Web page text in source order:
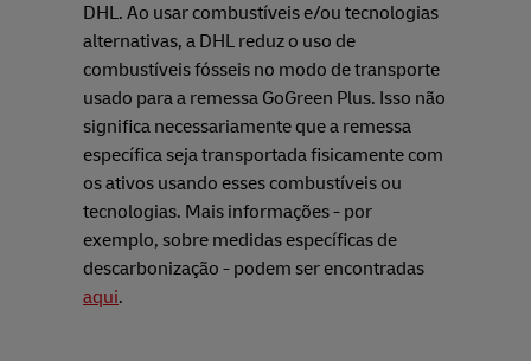
DHL. Ao usar combustíveis e/ou tecnologias
alternativas, a DHL reduz o uso de
combustíveis fósseis no modo de transporte
usado para a remessa GoGreen Plus. Isso não
significa necessariamente que a remessa
específica seja transportada fisicamente com
os ativos usando esses combustíveis ou
tecnologias. Mais informações - por
exemplo, sobre medidas específicas de
descarbonização - podem ser encontradas
aqui.